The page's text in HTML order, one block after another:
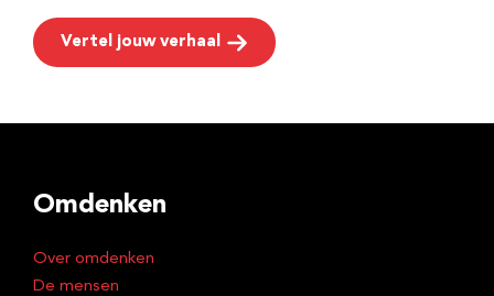
Vertel jouw verhaal
Omdenken
Over omdenken
De mensen